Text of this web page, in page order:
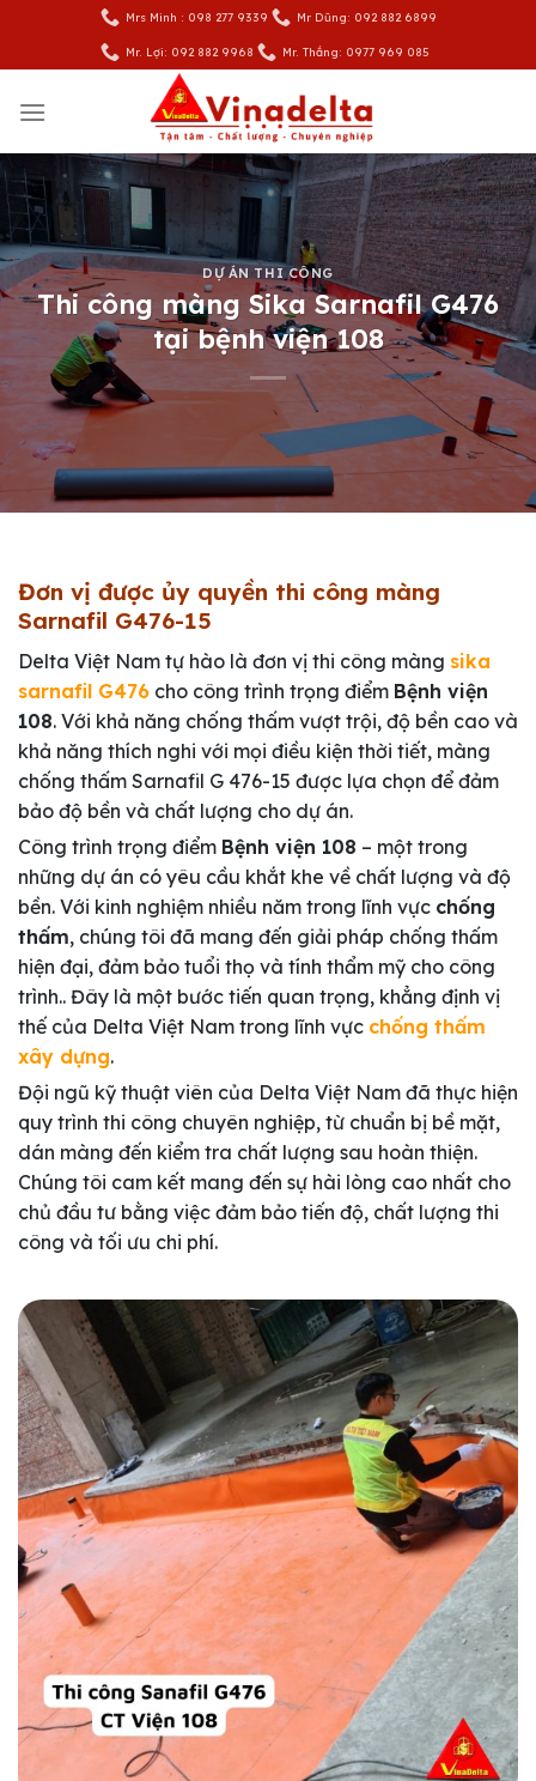
content
Mrs Minh : 098 277 9339 Mr Dũng: 092 882 6899
Mr. Lợi: 092 882 9968 Mr. Thắng: 0977 969 085
DỰ ÁN THI CÔNG
Thi công màng Sika Sarnafil G476
tại bệnh viện 108
Đơn vị được ủy quyền thi công màng
Sarnafil G476-15
Delta Việt Nam tự hào là đơn vị thi công màng sika
sarnafil G476 cho công trình trọng điểm Bệnh viện
108. Với khả năng chống thấm vượt trội, độ bền cao và
khả năng thích nghi với mọi điều kiện thời tiết, màng
chống thấm Sarnafil G 476-15 được lựa chọn để đảm
bảo độ bền và chất lượng cho dự án.
Công trình trọng điểm Bệnh viện 108 – một trong
những dự án có yêu cầu khắt khe về chất lượng và độ
bền. Với kinh nghiệm nhiều năm trong lĩnh vực chống
thấm, chúng tôi đã mang đến giải pháp chống thấm
hiện đại, đảm bảo tuổi thọ và tính thẩm mỹ cho công
trình.. Đây là một bước tiến quan trọng, khẳng định vị
thế của Delta Việt Nam trong lĩnh vực chống thấm
xây dựng.
Đội ngũ kỹ thuật viên của Delta Việt Nam đã thực hiện
quy trình thi công chuyên nghiệp, từ chuẩn bị bề mặt,
dán màng đến kiểm tra chất lượng sau hoàn thiện.
Chúng tôi cam kết mang đến sự hài lòng cao nhất cho
chủ đầu tư bằng việc đảm bảo tiến độ, chất lượng thi
công và tối ưu chi phí.